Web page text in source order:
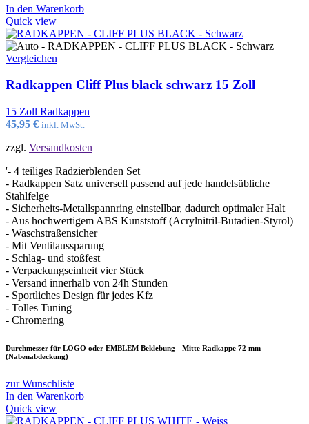
In den Warenkorb
Quick view
Vergleichen
Radkappen Cliff Plus black schwarz 15 Zoll
15 Zoll Radkappen
45,95 € inkl. MwSt.
zzgl. Versandkosten
'- 4 teiliges Radzierblenden Set
- Radkappen Satz universell passend auf jede handelsübliche
Stahlfelge
- Sicherheits-Metallspannring einstellbar, dadurch optimaler Halt
- Aus hochwertigem ABS Kunststoff (Acrylnitril-Butadien-Styrol)
- Waschstraßensicher
- Mit Ventilaussparung
- Schlag- und stoßfest
- Verpackungseinheit vier Stück
- Versand innerhalb von 24h Stunden
- Sportliches Design für jedes Kfz
- Tolles Tuning
- Chromering
Durchmesser für LOGO oder EMBLEM Beklebung - Mitte Radkappe 72 mm
(Nabenabdeckung)
zur Wunschliste
In den Warenkorb
Quick view